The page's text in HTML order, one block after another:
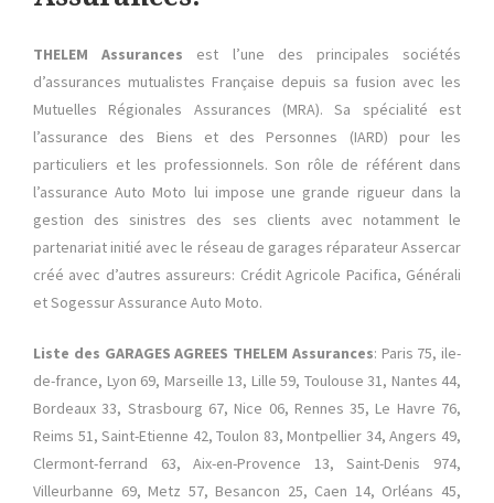
THELEM Assurances est l’une des principales sociétés
d’assurances mutualistes Française depuis sa fusion avec les
Mutuelles Régionales Assurances (MRA). Sa spécialité est
l’assurance des Biens et des Personnes (IARD) pour les
particuliers et les professionnels. Son rôle de référent dans
l’assurance Auto Moto lui impose une grande rigueur dans la
gestion des sinistres des ses clients avec notamment le
partenariat initié avec le réseau de garages réparateur Assercar
créé avec d’autres assureurs: Crédit Agricole Pacifica, Générali
et Sogessur Assurance Auto Moto.
Liste des GARAGES AGREES THELEM Assurances: Paris 75, ile-
de-france, Lyon 69, Marseille 13, Lille 59, Toulouse 31, Nantes 44,
Bordeaux 33, Strasbourg 67, Nice 06, Rennes 35, Le Havre 76,
Reims 51, Saint-Etienne 42, Toulon 83, Montpellier 34, Angers 49,
Clermont-ferrand 63, Aix-en-Provence 13, Saint-Denis 974,
Villeurbanne 69, Metz 57, Besancon 25, Caen 14, Orléans 45,